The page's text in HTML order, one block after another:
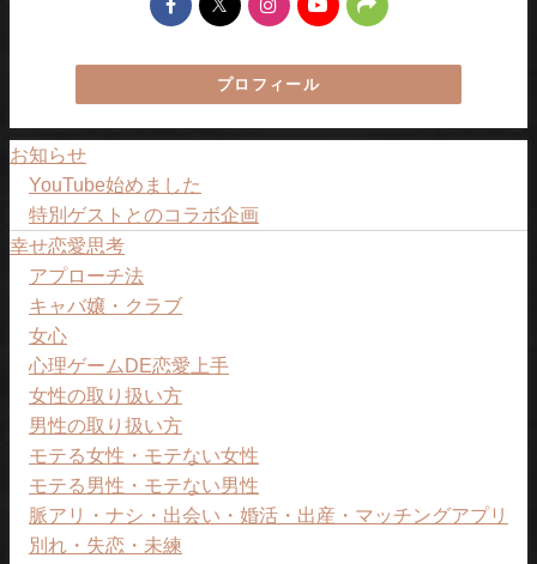
プロフィール
お知らせ
YouTube始めました
特別ゲストとのコラボ企画
幸せ恋愛思考
アプローチ法
キャバ嬢・クラブ
女心
心理ゲームDE恋愛上手
女性の取り扱い方
男性の取り扱い方
モテる女性・モテない女性
モテる男性・モテない男性
脈アリ・ナシ・出会い・婚活・出産・マッチングアプリ
別れ・失恋・未練